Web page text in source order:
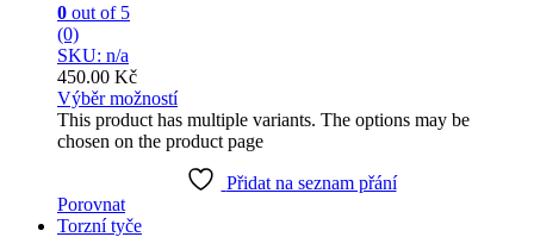
0 out of 5
(0)
SKU: n/a
450.00 Kč
Výběr možností
This product has multiple variants. The options may be
chosen on the product page
Přidat na seznam přání
Porovnat
Torzní tyče